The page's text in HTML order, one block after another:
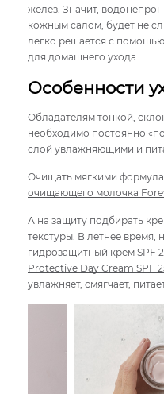
желез. Значит,
кожным салом, будет не
легко решается с
для домашнего ухода.
Особенности
Обладателям тонкой,
необходимо постоянно
слой увлажняющими и
Очищать мягкими
очищающего молочка
А на защиту подбирать
текстуры. В летнее время,
гидрозащитный крем SPF
Protective Day Cream SPF
увлажняет, смягчает,